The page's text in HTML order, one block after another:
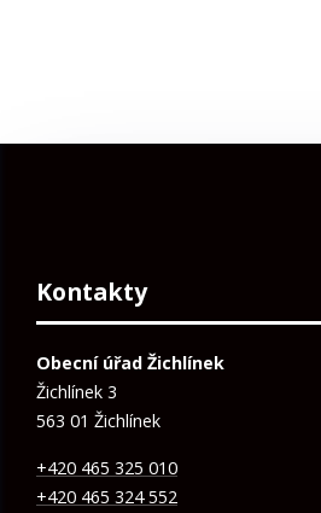
Kontakty
Obecní úřad Žichlínek
Žichlínek 3
563 01 Žichlínek
+420 465 325 010
+420 465 324 552